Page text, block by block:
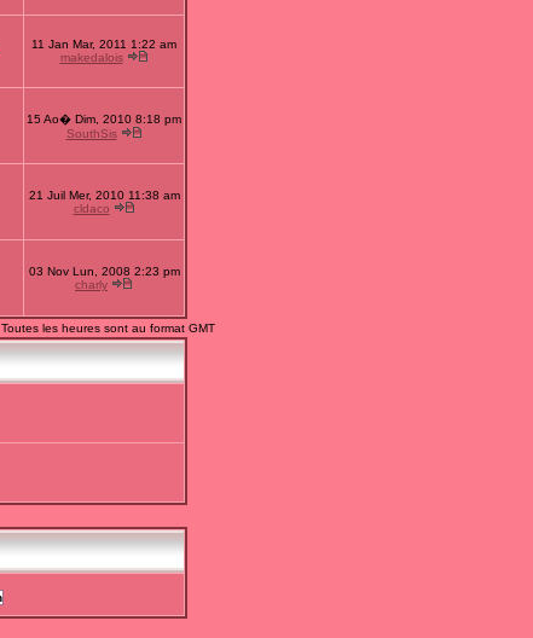
11 Jan Mar, 2011 1:22 am
makedalois
15 Ao� Dim, 2010 8:18 pm
SouthSis
21 Juil Mer, 2010 11:38 am
cldaco
03 Nov Lun, 2008 2:23 pm
charly
Toutes les heures sont au format GMT